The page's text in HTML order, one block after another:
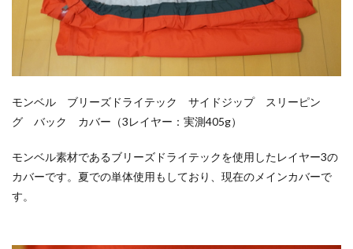
モンベル ブリーズドライテック サイドジップ スリーピン
グ バック カバー（3レイヤー：実測405g）
モンベル素材であるブリーズドライテックを使用したレイヤー3の
カバーです。夏での単体使用もしており、現在のメインカバーで
す。